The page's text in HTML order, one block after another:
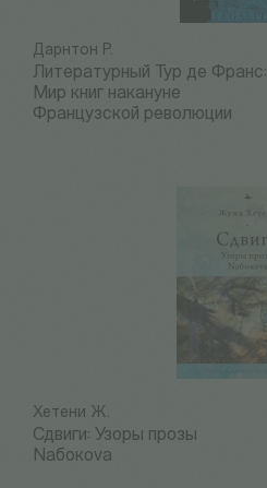
Дарнтон Р.
Литературный Тур де Франс:
Мир книг накануне
Французской революции
Хетени Ж.
Сдвиги: Узоры прозы
Nабокоvа